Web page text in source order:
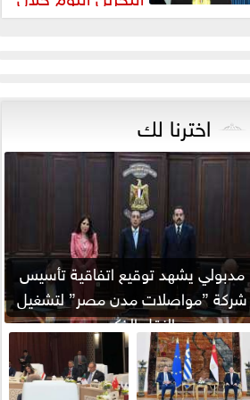
لمصر
اخترنا لك
مدبولي يشهد توقيع اتفاقية تأسيس
شركة ”مواصلات مدن مصر” لتشغيل
النقل الذكي...